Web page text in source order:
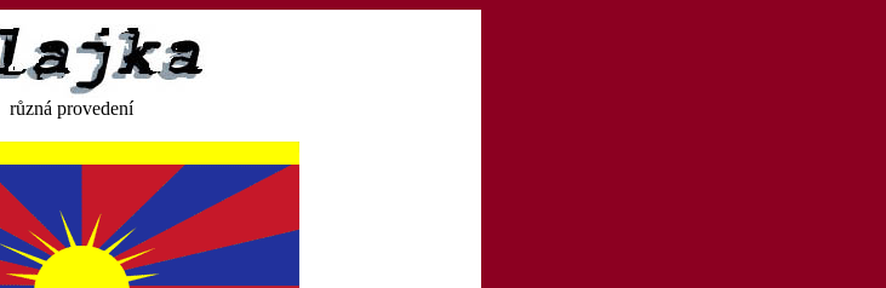
různá provedení